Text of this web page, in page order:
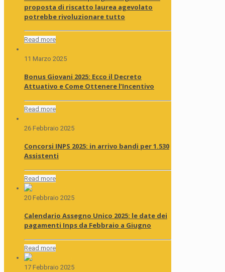
proposta di riscatto laurea agevolato
potrebbe rivoluzionare tutto
Read more
11 Marzo 2025
Bonus Giovani 2025: Ecco il Decreto
Attuativo e Come Ottenere l’Incentivo
Read more
26 Febbraio 2025
Concorsi INPS 2025: in arrivo bandi per 1.530
Assistenti
Read more
20 Febbraio 2025
Calendario Assegno Unico 2025: le date dei
pagamenti Inps da Febbraio a Giugno
Read more
17 Febbraio 2025